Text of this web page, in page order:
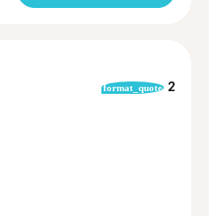
format_quote 2